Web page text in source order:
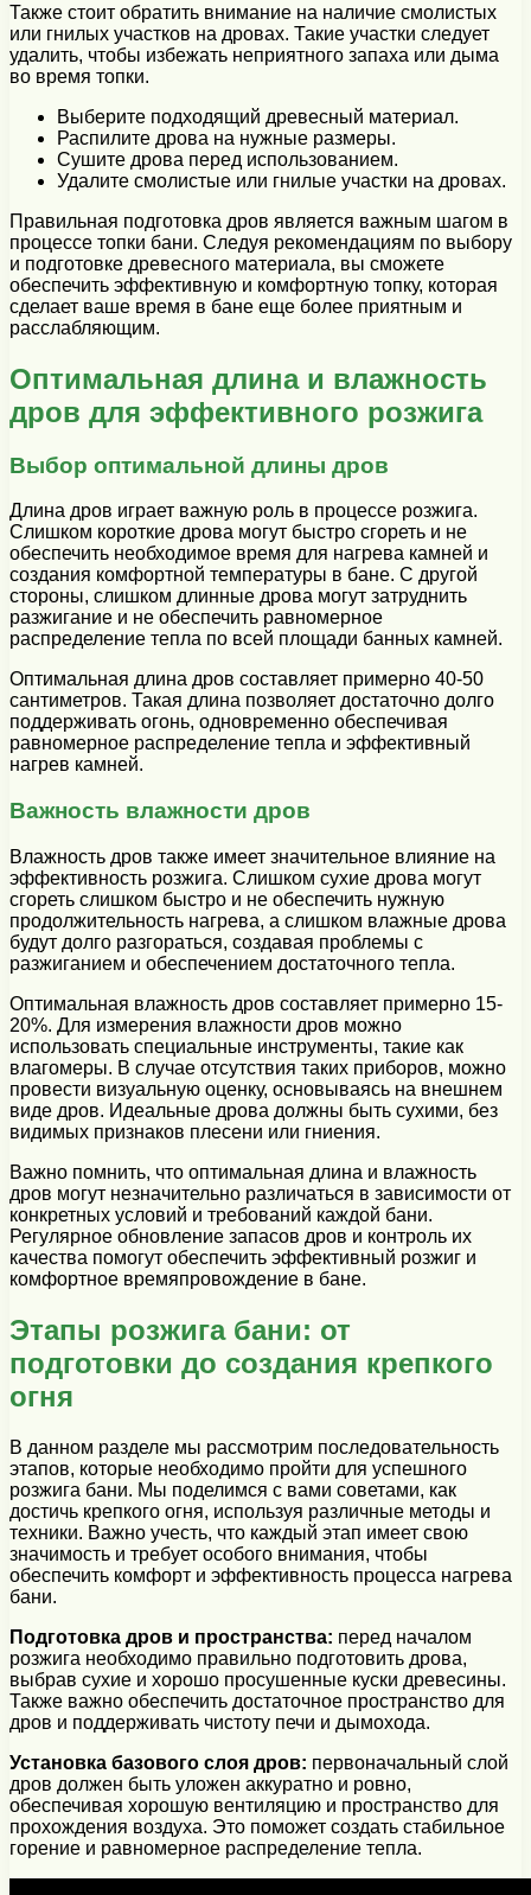
Также стоит обратить внимание на наличие смолистых
или гнилых участков на дровах. Такие участки следует
удалить, чтобы избежать неприятного запаха или дыма
во время топки.
Выберите подходящий древесный материал.
Распилите дрова на нужные размеры.
Сушите дрова перед использованием.
Удалите смолистые или гнилые участки на дровах.
Правильная подготовка дров является важным шагом в
процессе топки бани. Следуя рекомендациям по выбору
и подготовке древесного материала, вы сможете
обеспечить эффективную и комфортную топку, которая
сделает ваше время в бане еще более приятным и
расслабляющим.
Оптимальная длина и влажность
дров для эффективного розжига
Выбор оптимальной длины дров
Длина дров играет важную роль в процессе розжига.
Слишком короткие дрова могут быстро сгореть и не
обеспечить необходимое время для нагрева камней и
создания комфортной температуры в бане. С другой
стороны, слишком длинные дрова могут затруднить
разжигание и не обеспечить равномерное
распределение тепла по всей площади банных камней.
Оптимальная длина дров составляет примерно 40-50
сантиметров. Такая длина позволяет достаточно долго
поддерживать огонь, одновременно обеспечивая
равномерное распределение тепла и эффективный
нагрев камней.
Важность влажности дров
Влажность дров также имеет значительное влияние на
эффективность розжига. Слишком сухие дрова могут
сгореть слишком быстро и не обеспечить нужную
продолжительность нагрева, а слишком влажные дрова
будут долго разгораться, создавая проблемы с
разжиганием и обеспечением достаточного тепла.
Оптимальная влажность дров составляет примерно 15-
20%. Для измерения влажности дров можно
использовать специальные инструменты, такие как
влагомеры. В случае отсутствия таких приборов, можно
провести визуальную оценку, основываясь на внешнем
виде дров. Идеальные дрова должны быть сухими, без
видимых признаков плесени или гниения.
Важно помнить, что оптимальная длина и влажность
дров могут незначительно различаться в зависимости от
конкретных условий и требований каждой бани.
Регулярное обновление запасов дров и контроль их
качества помогут обеспечить эффективный розжиг и
комфортное времяпровождение в бане.
Этапы розжига бани: от
подготовки до создания крепкого
огня
В данном разделе мы рассмотрим последовательность
этапов, которые необходимо пройти для успешного
розжига бани. Мы поделимся с вами советами, как
достичь крепкого огня, используя различные методы и
техники. Важно учесть, что каждый этап имеет свою
значимость и требует особого внимания, чтобы
обеспечить комфорт и эффективность процесса нагрева
бани.
Подготовка дров и пространства: перед началом
розжига необходимо правильно подготовить дрова,
выбрав сухие и хорошо просушенные куски древесины.
Также важно обеспечить достаточное пространство для
дров и поддерживать чистоту печи и дымохода.
Установка базового слоя дров: первоначальный слой
дров должен быть уложен аккуратно и ровно,
обеспечивая хорошую вентиляцию и пространство для
прохождения воздуха. Это поможет создать стабильное
горение и равномерное распределение тепла.